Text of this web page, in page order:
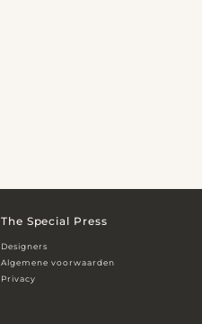
The Special Press
Designers
Algemene voorwaarden
Privacy